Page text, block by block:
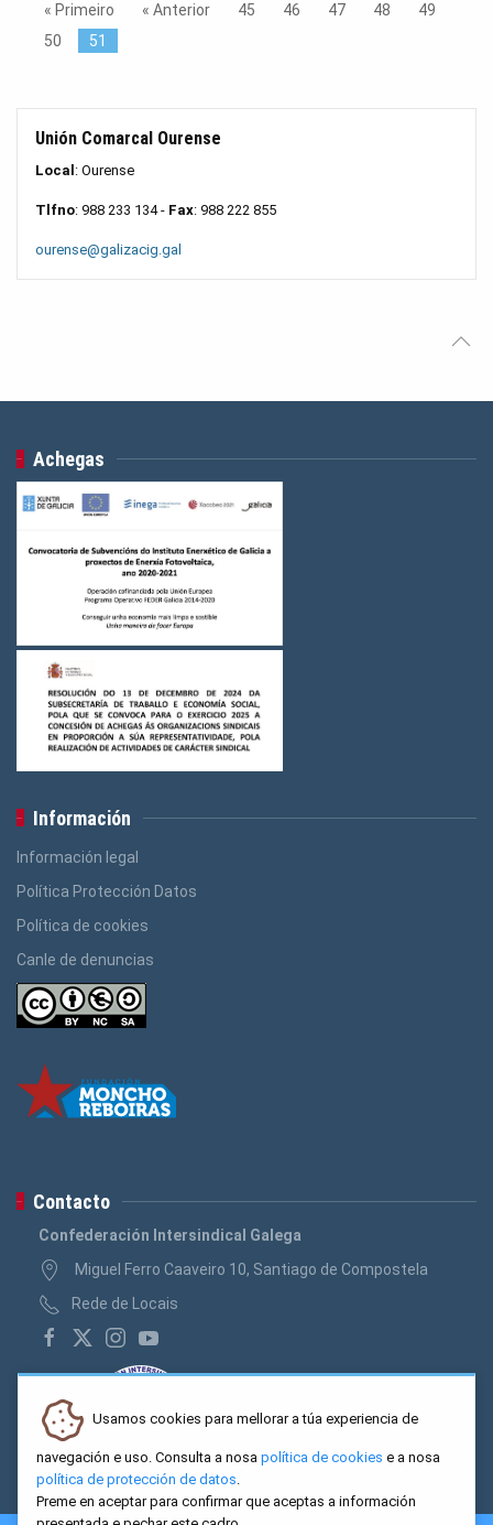
« Primeiro « Anterior 45 46 47 48
49
50
51
Unión Comarcal Ourense
Local : Ourense
Tlfno: 988 233 134 - Fax: 988 222 855
ourense@galizacig.gal
Achegas
Información
Información legal
Política Protección Datos
Política de cookies
Canle de denuncias
Contacto
Confederación Intersindical Galega
Miguel Ferro Caaveiro 10, Santiago de Compostela
Rede de Locais
Usamos cookies para mellorar a túa experiencia de
navegación e uso. Consulta a nosa política de cookies e a nosa
política de protección de datos.
Preme en aceptar para confirmar que aceptas a información